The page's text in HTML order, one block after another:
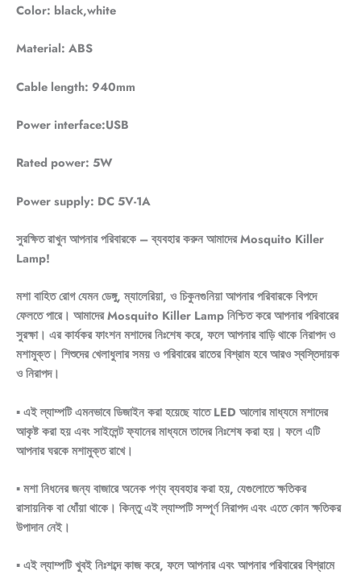
Color: black,white
Material: ABS
Cable length: 940mm
Power interface:USB
Rated power: 5W
Power supply: DC 5V-1A
সুরক্ষিত রাখুন আপনার পরিবারকে – ব্যবহার করুন আমাদের Mosquito Killer
Lamp!
মশা বাহিত রোগ যেমন ডেঙ্গু, ম্যালেরিয়া, ও চিকুনগুনিয়া আপনার পরিবারকে বিপদে
ফেলতে পারে। আমাদের Mosquito Killer Lamp নিশ্চিত করে আপনার পরিবারের
সুরক্ষা। এর কার্যকর ফাংশন মশাদের নিঃশেষ করে, ফলে আপনার বাড়ি থাকে নিরাপদ ও
মশামুক্ত। শিশুদের খেলাধুলার সময় ও পরিবারের রাতের বিশ্রাম হবে আরও স্বস্তিদায়ক
ও নিরাপদ।
▪ এই ল্যাম্পটি এমনভাবে ডিজাইন করা হয়েছে যাতে LED আলোর মাধ্যমে মশাদের
আকৃষ্ট করা হয় এবং সাইলেন্ট ফ্যানের মাধ্যমে তাদের নিঃশেষ করা হয়। ফলে এটি
আপনার ঘরকে মশামুক্ত রাখে।
▪ মশা নিধনের জন্য বাজারে অনেক পণ্য ব্যবহার করা হয়, যেগুলোতে ক্ষতিকর
রাসায়নিক বা ধোঁয়া থাকে। কিন্তু এই ল্যাম্পটি সম্পূর্ণ নিরাপদ এবং এতে কোন ক্ষতিকর
উপাদান নেই।
▪ এই ল্যাম্পটি খুবই নিঃশব্দে কাজ করে, ফলে আপনার এবং আপনার পরিবারের বিশ্রামে